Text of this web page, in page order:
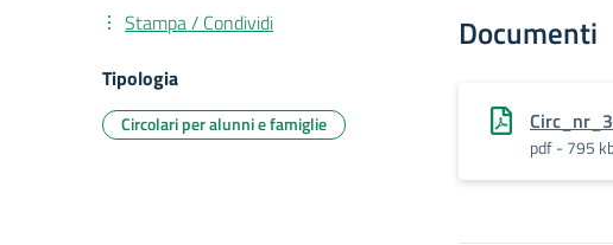
Documenti
pdf - 795
Stampa / Condividi
Tipologia
Circolari per alunni e famiglie